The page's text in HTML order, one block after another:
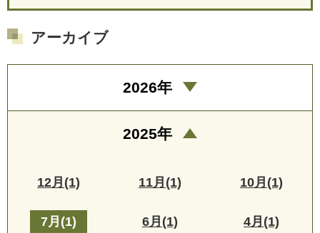
アーカイブ
2026年
2025年
12月(1) 11月(1) 10月(1)
7月(1) 6月(1) 4月(1)